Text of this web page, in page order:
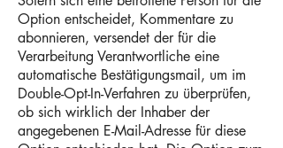
Option entscheidet, Kommentare zu
abonnieren, versendet der für die
Verarbeitung Verantwortliche eine
automatische Bestätigungsmail, um im
Double-Opt-In-Verfahren zu überprüfen,
ob sich wirklich der Inhaber der
angegebenen E-Mail-Adresse für diese